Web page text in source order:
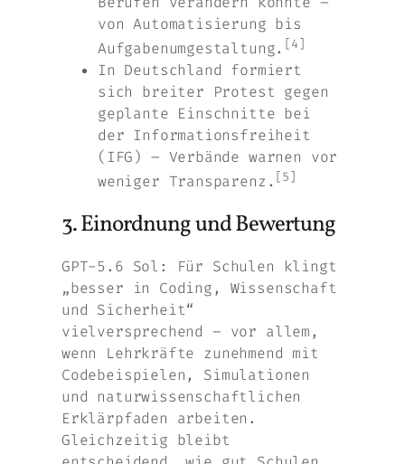
von Automatisierung bis
Aufgabenumgestaltung. [4]
In Deutschland formiert
sich breiter Protest gegen
geplante Einschnitte bei
der Informationsfreiheit
(IFG) – Verbände warnen vor
weniger Transparenz. [5]
3. Einordnung und Bewertung
GPT-5.6 Sol: Für Schulen klingt
„besser in Coding, Wissenschaft
und Sicherheit“
vielversprechend – vor allem,
wenn Lehrkräfte zunehmend mit
Codebeispielen, Simulationen
und naturwissenschaftlichen
Erklärpfaden arbeiten.
Gleichzeitig bleibt